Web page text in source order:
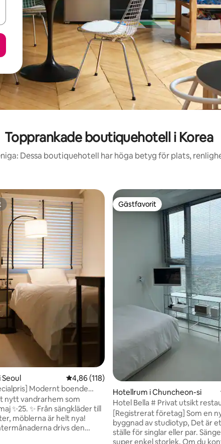
Topprankade boutiquehotell i Korea
Dessa boutiquehotell har höga betyg för plats,
betyg, 117 omdömen
4,86 av 5 i genomsnittligt betyg, 118
4,86 (118)
Modernt boende
Digital Complex
nytt vandrarhem som
✨25. ✨ Från sängkläder till
möblerna är helt nya!
drivs den
Gästfavorit
Gästfavorit
Hotellrum i Chuncheon-si
Hotel Bella # Privat utsikt
Chuncheon stadshus 1 minut #
Panoramautsikt # Netflix
Gratis parkering
[Registrerat företag] Som en nybyggd
byggnad av studiotyp, Det är
ställe för singlar eller par. Sängen är en
super enkel storlek, Om du